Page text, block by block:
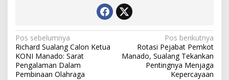
N
a
v
Pos sebelumnya
Richard Sualang Calon Ketua
KONI Manado: Sarat
Pengalaman Dalam
Pembinaan Olahraga
Pos berikutnya
Rotasi Pejabat Pemkot
Manado, Sualang Tekankan
Pentingnya Menjaga
Kepercayaan